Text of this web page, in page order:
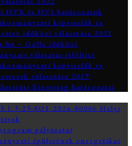
HVB és HVI határozatok
képviselők és
időközi választása 2021
– Gölle időközi
választás jelöltjei
képviselők és
választása 2019
Bizottság határozatai
23-SO1-2024-00006 Helyi
pályázatai
épületének energetikai